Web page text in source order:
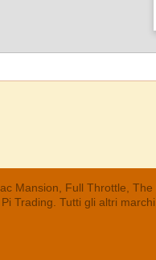
Mansion, Full Throttle,
Trading. Tutti gli altri